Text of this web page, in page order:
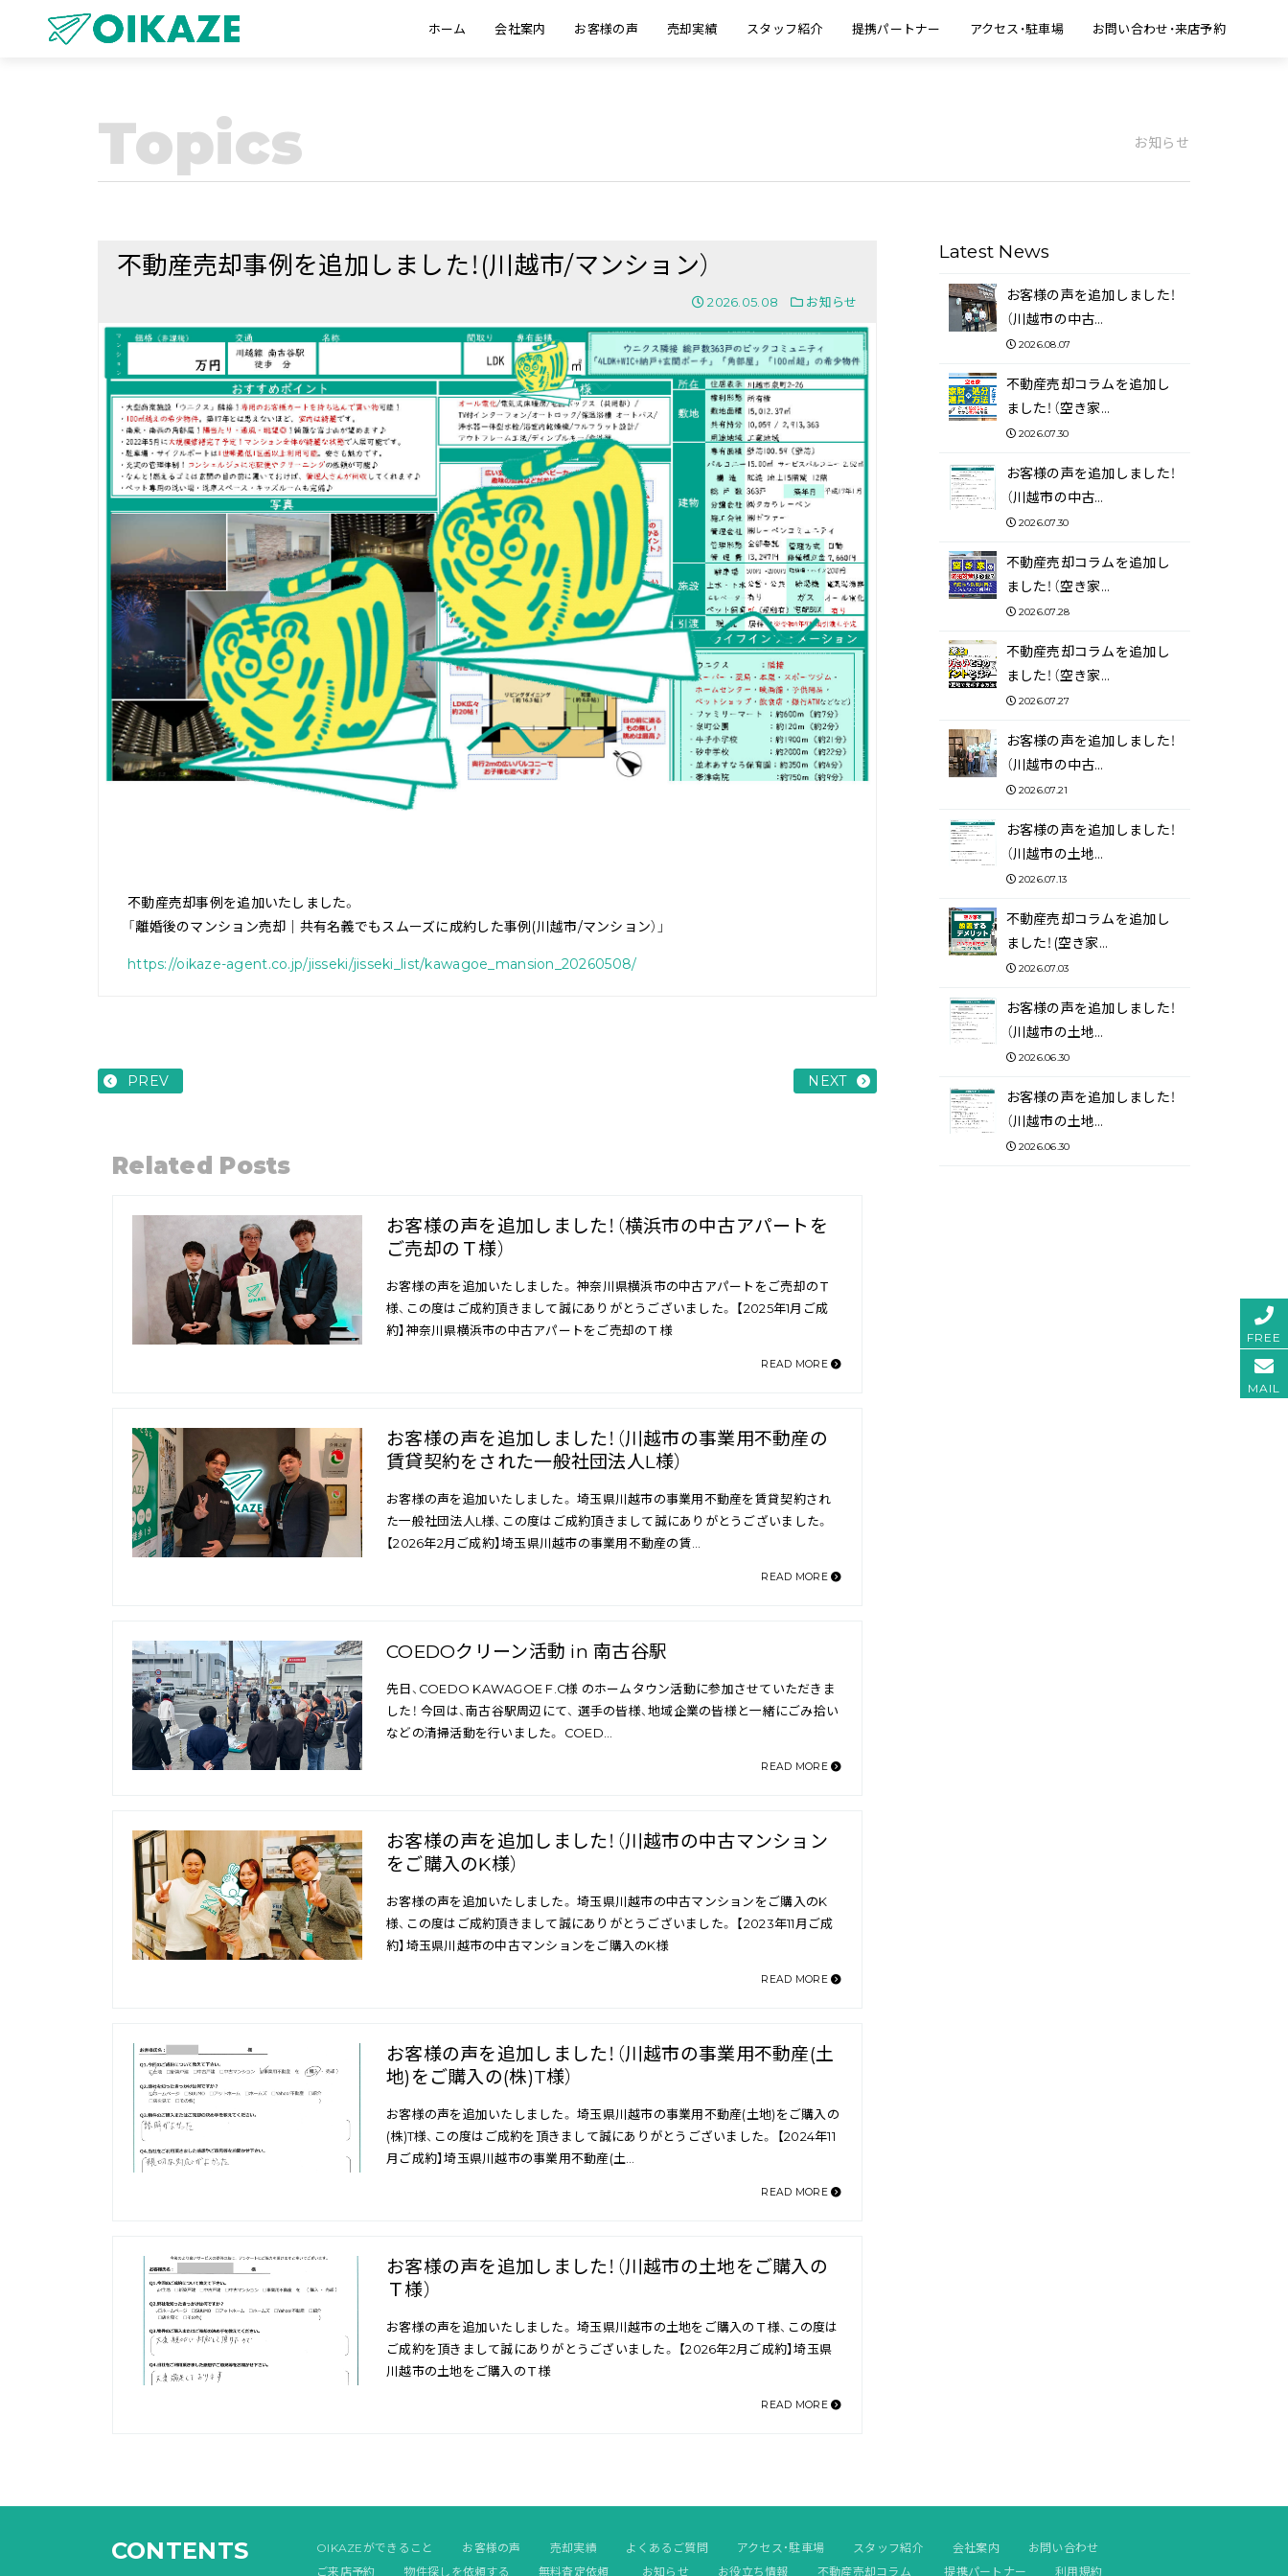
ホーム 会社案内 お客様の声 売却実績 スタッフ紹介 提携パートナー アクセス・駐車場 お問い合わせ・来店予約
Topics お知らせ
不動産売却事例を追加しました！(川越市/マンション）
2026.05.08 お知らせ
不動産売却事例を追加いたしました。
「離婚後のマンション売却｜共有名義でもスムーズに成約した事例(川越市/マンション）」
https://oikaze-agent.co.jp/jisseki/jisseki_list/kawagoe_mansion_20260508/
PREV NEXT
Related Posts
お客様の声を追加しました！（横浜市の中古アパートを
ご売却のＴ様）
お客様の声を追加いたしました。 神奈川県横浜市の中古アパートをご売却のＴ
様、この度はご成約頂きまして誠にありがとうございました。 【2025年1月ご成
約】神奈川県横浜市の中古アパートをご売却のＴ様
READ MORE
お客様の声を追加しました！（川越市の事業用不動産の
賃貸契約をされた一般社団法人L様）
お客様の声を追加いたしました。 埼玉県川越市の事業用不動産を賃貸契約され
た一般社団法人L様、この度はご成約頂きまして誠にありがとうございました。
【2026年2月ご成約】埼玉県川越市の事業用不動産の賃…
READ MORE
COEDOクリーン活動 in 南古谷駅
先日、COEDO KAWAGOE F.C様 のホームタウン活動に参加させていただきま
した！ 今回は、南古谷駅周辺にて、 選手の皆様、地域企業の皆様と一緒にごみ拾い
などの清掃活動を行いました。 COED…
READ MORE
お客様の声を追加しました！（川越市の中古マンション
をご購入のK様）
お客様の声を追加いたしました。 埼玉県川越市の中古マンションをご購入のK
様、この度はご成約頂きまして誠にありがとうございました。 【2023年11月ご成
約】埼玉県川越市の中古マンションをご購入のK様
READ MORE
お客様の声を追加しました！（川越市の事業用不動産(土
地)をご購入の(株)T様）
お客様の声を追加いたしました。 埼玉県川越市の事業用不動産(土地)をご購入の
(株)T様、この度はご成約を頂きまして誠にありがとうございました。 【2024年11
月ご成約】埼玉県川越市の事業用不動産(土…
READ MORE
お客様の声を追加しました！（川越市の土地をご購入の
Ｔ様）
お客様の声を追加いたしました。 埼玉県川越市の土地をご購入のＴ様、この度は
ご成約を頂きまして誠にありがとうございました。 【2026年2月ご成約】埼玉県
川越市の土地をご購入のＴ様
READ MORE
Latest News
お客様の声を追加しました！
（川越市の中古…
2026.08.07
不動産売却コラムを追加し
ました！（空き家…
2026.07.30
お客様の声を追加しました！
（川越市の中古…
2026.07.30
不動産売却コラムを追加し
ました！（空き家…
2026.07.28
不動産売却コラムを追加し
ました！（空き家…
2026.07.27
お客様の声を追加しました！
（川越市の中古…
2026.07.21
お客様の声を追加しました！
（川越市の土地…
2026.07.13
不動産売却コラムを追加し
ました！(空き家…
2026.07.03
お客様の声を追加しました！
（川越市の土地…
2026.06.30
お客様の声を追加しました！
（川越市の土地…
2026.06.30
CONTENTS OIKAZEができること お客様の声 売却実績 よくあるご質問 アクセス・駐車場 スタッフ紹介 会社案内
お問い合わせ
ご来店予約
物件探しを依頼する 無料査定依頼 お知らせ お役立ち情報 不動産売却コラム 提携パートナー 利用規約
FREE
MAIL